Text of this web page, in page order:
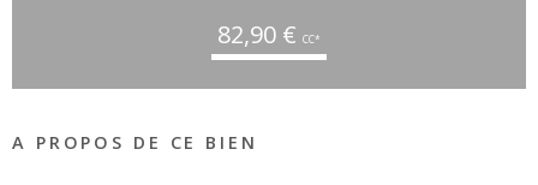
82,90 € CC*
A PROPOS DE CE BIEN